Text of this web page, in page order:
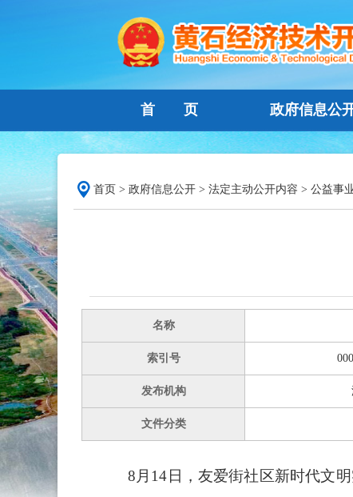
首 页 政府信息公
首页 > 政府信息公开 > 法定主动公开内容 > 公益事
名称
索引号
发布机构
文件分类
8月14日，友爱街社区新时代文